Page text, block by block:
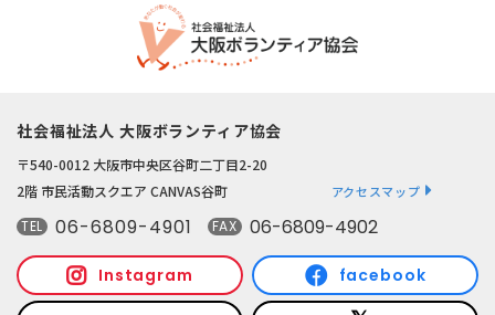
社会福祉法人 大阪ボランティア協会
〒540-0012 大阪市中央区谷町二丁目2-20
2階 市民活動スクエア CANVAS谷町
アクセスマップ
TEL 06-6809-4901 FAX 06-6809-4902
Instagram facebook